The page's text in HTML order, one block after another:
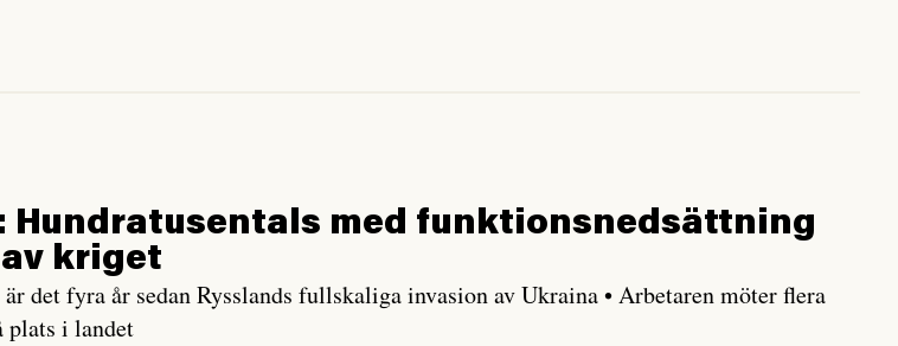
Hundra­tusentals med funktions­nedsättning
kriget
det fyra år sedan Rysslands fullskaliga invasion av Ukraina • Arbetaren möter flera
plats i landet